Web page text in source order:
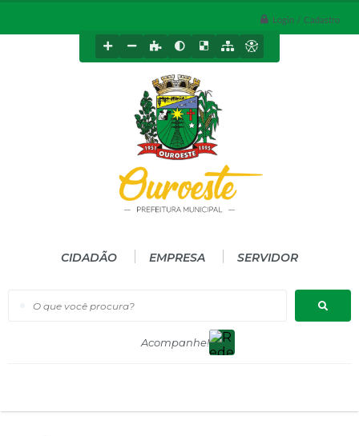
Login / Cadastro
O que você procura?
CIDADÃO EMPRESA SERVIDOR